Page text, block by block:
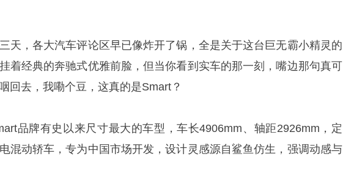
天，各大汽车评论区早已像炸开了锅，全是关于这台巨无霸小精灵的
着经典的奔驰式优雅前脸，但当你看到实车的那一刻，嘴边那句真可
回去，我嘞个豆，这真的是Smart？
品牌有史以来尺寸最大的车型，车长4906mm、轴距2926mm，定
混动轿车，专为中国市场开发，设计灵感源自鲨鱼仿生，强调动感与